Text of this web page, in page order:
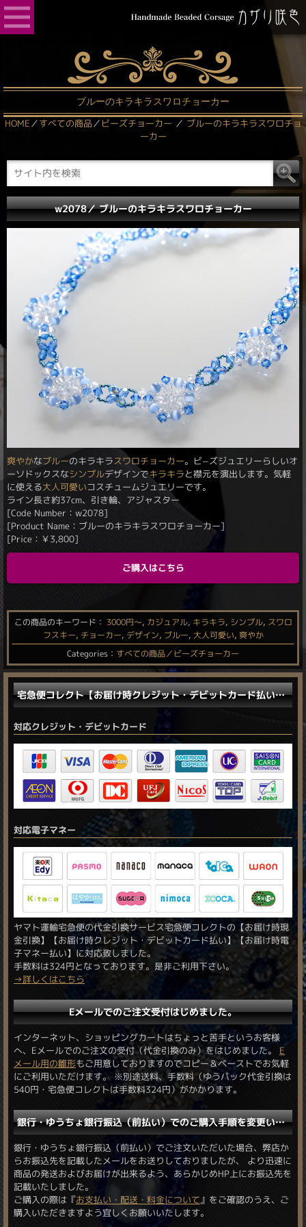
ブルーのキラキラスワロチョーカー
HOME ／すべての商品 ／ ビーズチョーカー ／ ブルーのキラキラスワロチョ
ーカー
w2078／ ブルーのキラキラスワロチョーカー
爽やかなブルーのキラキラスワロチョーカー。ビ−ズジュエリーらしいオ
ーソドックスなシンプルデザインでキラキラと襟元を演出します。気軽
に使える大人可愛いコスチュームジュエリーです。
ライン長さ約37cm、引き輪、アジャスター
[Code Number：w2078]
[Product Name：ブルーのキラキラスワロチョーカー]
[Price： ￥3,800]
ご購入はこちら
この商品のキーワード： 3000円〜, カジュアル, キラキラ, シンプル, スワロ
フスキー, チョーカー, デザイン, ブルー, 大人可愛い, 爽やか
Categories： すべての商品／ビーズチョーカー
宅急便コレクト【お届け時クレジット・デビットカード払い／電子マネー払い】に対応しました。
対応クレジット・デビットカード
対応電子マネー
ヤマト運輸宅急便の代金引換サービス宅急便コレクトの【お届け時現
金引換】【お届け時クレジット・デビットカード払い】【お届け時電
子マネー払い】に対応致しました。
手数料は324円となっております。是非ご利用下さい。
→詳しくはこちら
Eメールでのご注文受付はじめました。
インターネット、ショッピングカートはちょっと苦手というお客様
へ、Eメールでのご注文の受付（代金引換のみ）をはじめました。 E
メール用の雛形もご用意しておりますのでコピー＆ペーストでお気軽
にご利用いただけます。 ※別途送料、手数料（ゆうパック代金引換は
540円・宅急便コレクトは手数料324円）がかかります。
銀行・ゆうちょ銀行振込（前払い）でのご購入手順を変更いたしました。
銀行・ゆうちょ銀行振込（前払い）でご注文いただいた場合、弊店か
らお振込先を記載したメールをお送りしておりましたが、 より迅速に
商品の発送およびお届けが出来るよう、あらかじめHP上にお振込先を
記載いたしました。
ご購入の際は『お支払い・配送・料金について』をご確認のうえ、ご
購入いただきますよう宜しくお願いいたします。